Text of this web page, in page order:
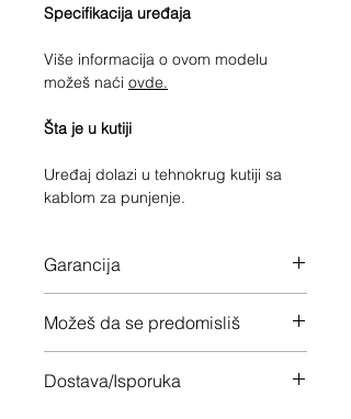
Specifikacija uređaja
Više informacija o ovom modelu
možeš naći ovde.
Šta je u kutiji
Uređaj dolazi u tehnokrug kutiji sa
kablom za punjenje.
Garancija
Možeš da se predomisliš
nisi zadovoljan
Dostava/Isporuka